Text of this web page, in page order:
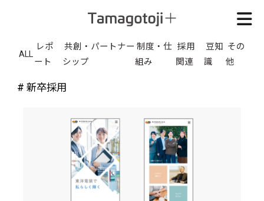
ALL
レポ
ート
共創・パートナー
シップ
制度・仕
組み
採用
関連
豆知
識
その
他
# 新卒採用